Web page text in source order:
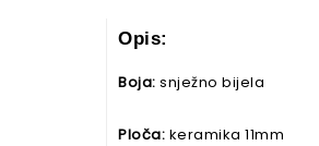
Opis:
Boja: snježno bijela
Ploča: keramika 11mm